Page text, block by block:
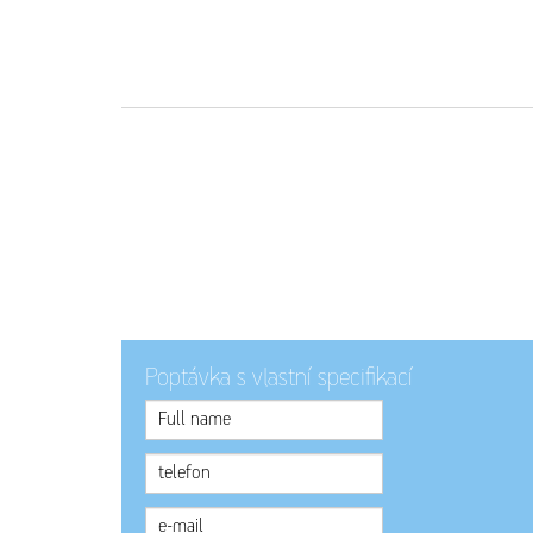
Poptávka s vlastní specifikací